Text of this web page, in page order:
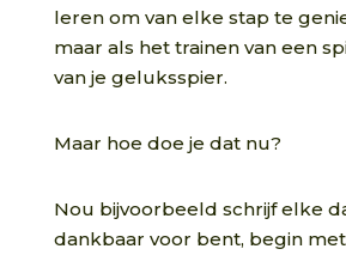
leren om van elke stap te
maar als het trainen van een
van je geluksspier.
Maar hoe doe je dat nu?
Nou bijvoorbeeld schrijf elke
dankbaar voor bent, begin